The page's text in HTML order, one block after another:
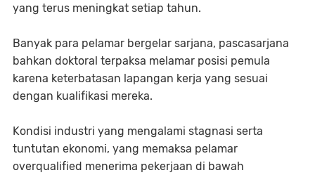
yang terus meningkat setiap tahun.
Banyak para pelamar bergelar sarjana, pascasarjana
bahkan doktoral terpaksa melamar posisi pemula
karena keterbatasan lapangan kerja yang sesuai
dengan kualifikasi mereka.
Kondisi industri yang mengalami stagnasi serta
tuntutan ekonomi, yang memaksa pelamar
overqualified menerima pekerjaan di bawah